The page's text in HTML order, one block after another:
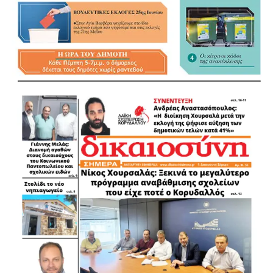
Πολύτιμη υπήρξε κατά τη διάρκεια της επιχείρησης και η
συνδρομή του αντιδημάρχου Μάνδρας – Ειδυλλίας,
Δημήτρη Παγώνη, ο οποίος ενημέρωνε τους διασώστες
για ζώα που βρίσκονταν σε κίνδυνο ή είχαν άμεση ανάγκη
βοήθειας.
Οι εικόνες που αντίκρισαν τα πληρώματα των
ασθενοφόρων ήταν συγκλονιστικές. Εκτός από την
ολοκληρωτική καταστροφή του πανέμορφου
πευκοδάσους, ανυπολόγιστες είναι οι συνέπειες της
πυρκαγιάς και για την άγρια ζωή της περιοχής.
Δυστυχώς, οι διασώστες δεν κατάφεραν να προσφέρουν